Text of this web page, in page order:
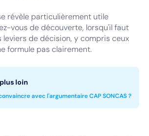
révèle particulièrement utile
vous de découverte, lorsqu'il faut
leviers de décision, y compris ceux
formule pas clairement.
loin
avec l'argumentaire CAP SONCAS ?